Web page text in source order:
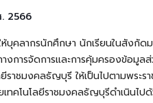
2566
ากรนักศึกษา นักเรียนในสังกัดม
งการจัดการและการคุ้มครองข้อมู
ราชมงคลธัญบุรี ให้เป็นไปตามพร
ทคโนโลยีราชมงคลธัญบุรีดำเนินไป
รมศาสตร์ มทร.ธัญบุรี ขอเชิญฟัง
ศษด้านสิ่งแวดล้อมและการเกษตร โ
Takahashi Katsuyuki จาก
ม 3, 2026